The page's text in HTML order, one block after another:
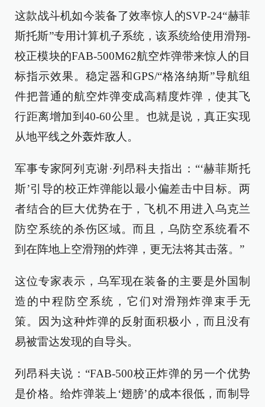
这款战斗机如今装备了效率惊人的SVP-24“赫菲
斯托斯”专用计算机子系统，该系统给使用滑翔-
校正模块的FAB-500M62航空炸弹带来惊人的目
标指示效果。稳定器和GPS/“格洛纳斯”导航组
件把普通的航空炸弹变成高精度炸弹，使其飞
行距离增加到40-60公里。也就是说，真正实现
从地平线之外轰炸敌人。
军事专家阿列克谢·列昂科夫指出：“‘赫菲斯托
斯’引导的校正炸弹能以最小偏差击中目标。两
者结合的巨大优势在于，飞机不用进入乌克兰
防空系统的杀伤区域。而且，乌防空系统看不
到在阵地上空滑翔的炸弹，更无法将其击落。”
这位专家表示，乌军现在装备的主要是外国制
造的中程防空系统，它们对滑翔炸弹束手无
策。因为这种炸弹的反射面积极小，而且没有
易被雷达发现的自导头。
列昂科夫说：“FAB-500校正炸弹的另一个优势
是价格。给炸弹装上‘翅膀’的成本很低，而制导